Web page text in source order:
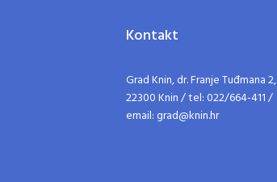
Kontakt
Grad Knin, dr. Franje Tuđmana 2,
22300 Knin / tel: 022/664-411 /
email: grad@knin.hr